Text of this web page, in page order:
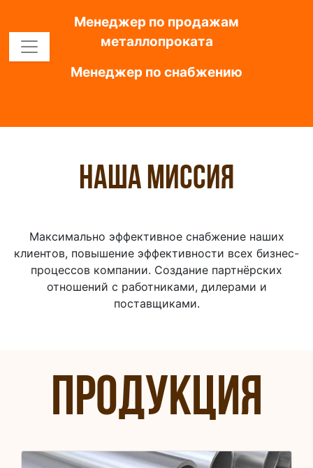
Менеджер по продажам
металлопроката
Менеджер по снабжению
Наша миссия
Максимально эффективное снабжение наших
клиентов, повышение эффективности всех бизнес-
процессов компании. Создание партнёрских
отношений с работниками, дилерами и
поставщиками.
Продукция